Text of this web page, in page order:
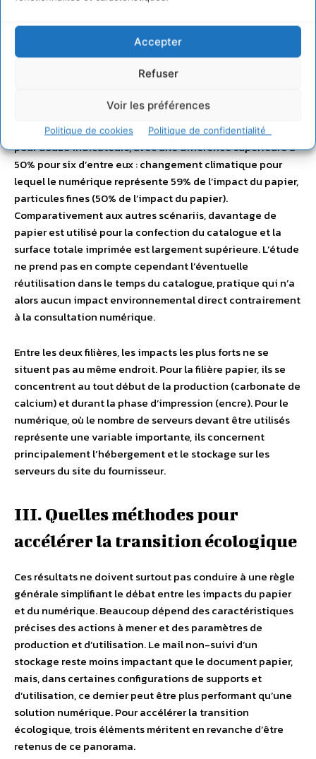
Accepter
Refuser
Voir les préférences
Politique de cookies Politique de confidentialité
performant par rapport au papier pour trois indicateurs :
l’utilisation des sols, l’usage de l’eau et les particules
atmosphériques.
Un scénario est enfin défavorable au papier, celui qui
compare le catalogue à l’e-mailing. Outre ses effets sur les
GES (supra), la solution papier présente un impact plus fort
pour douze indicateurs, avec une différence supérieure à
50% pour six d’entre eux : changement climatique pour
lequel le numérique représente 59% de l’impact du papier,
particules fines (50% de l’impact du papier).
Comparativement aux autres scénariis, davantage de
papier est utilisé pour la confection du catalogue et la
surface totale imprimée est largement supérieure. L’étude
ne prend pas en compte cependant l’éventuelle
réutilisation dans le temps du catalogue, pratique qui n’a
alors aucun impact environnemental direct contrairement
à la consultation numérique.
Entre les deux filières, les impacts les plus forts ne se
situent pas au même endroit. Pour la filière papier, ils se
concentrent au tout début de la production (carbonate de
calcium) et durant la phase d’impression (encre). Pour le
numérique, où le nombre de serveurs devant être utilisés
représente une variable importante, ils concernent
principalement l’hébergement et le stockage sur les
serveurs du site du fournisseur.
III. Quelles méthodes pour
accélérer la transition écologique
Ces résultats ne doivent surtout pas conduire à une règle
générale simplifiant le débat entre les impacts du papier
et du numérique. Beaucoup dépend des caractéristiques
précises des actions à mener et des paramètres de
production et d’utilisation. Le mail non-suivi d’un
stockage reste moins impactant que le document papier,
mais, dans certaines configurations de supports et
d’utilisation, ce dernier peut être plus performant qu’une
solution numérique. Pour accélérer la transition
écologique, trois éléments méritent en revanche d’être
retenus de ce panorama.